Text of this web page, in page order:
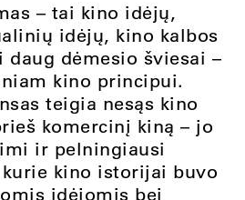
– tai kino idėjų,
idėjų, kino kalbos
dėmesio šviesai –
kino principui.
teigia nesąs kino
komercinį kiną – jo
ir pelningiausi
kino istorijai buvo
idėjomis bei